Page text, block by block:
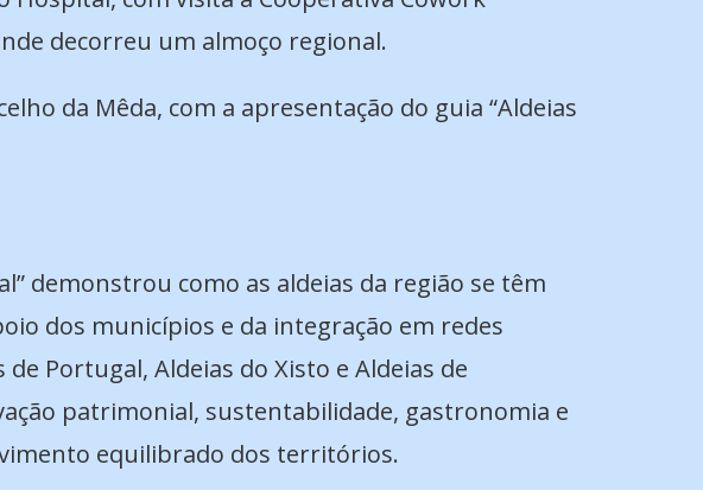
decorreu um almoço regional.
da Mêda, com a apresentação do guia “Aldeias
demonstrou como as aldeias da região se têm
dos municípios e da integração em redes
Portugal, Aldeias do Xisto e Aldeias de
patrimonial, sustentabilidade, gastronomia e
equilibrado dos territórios.